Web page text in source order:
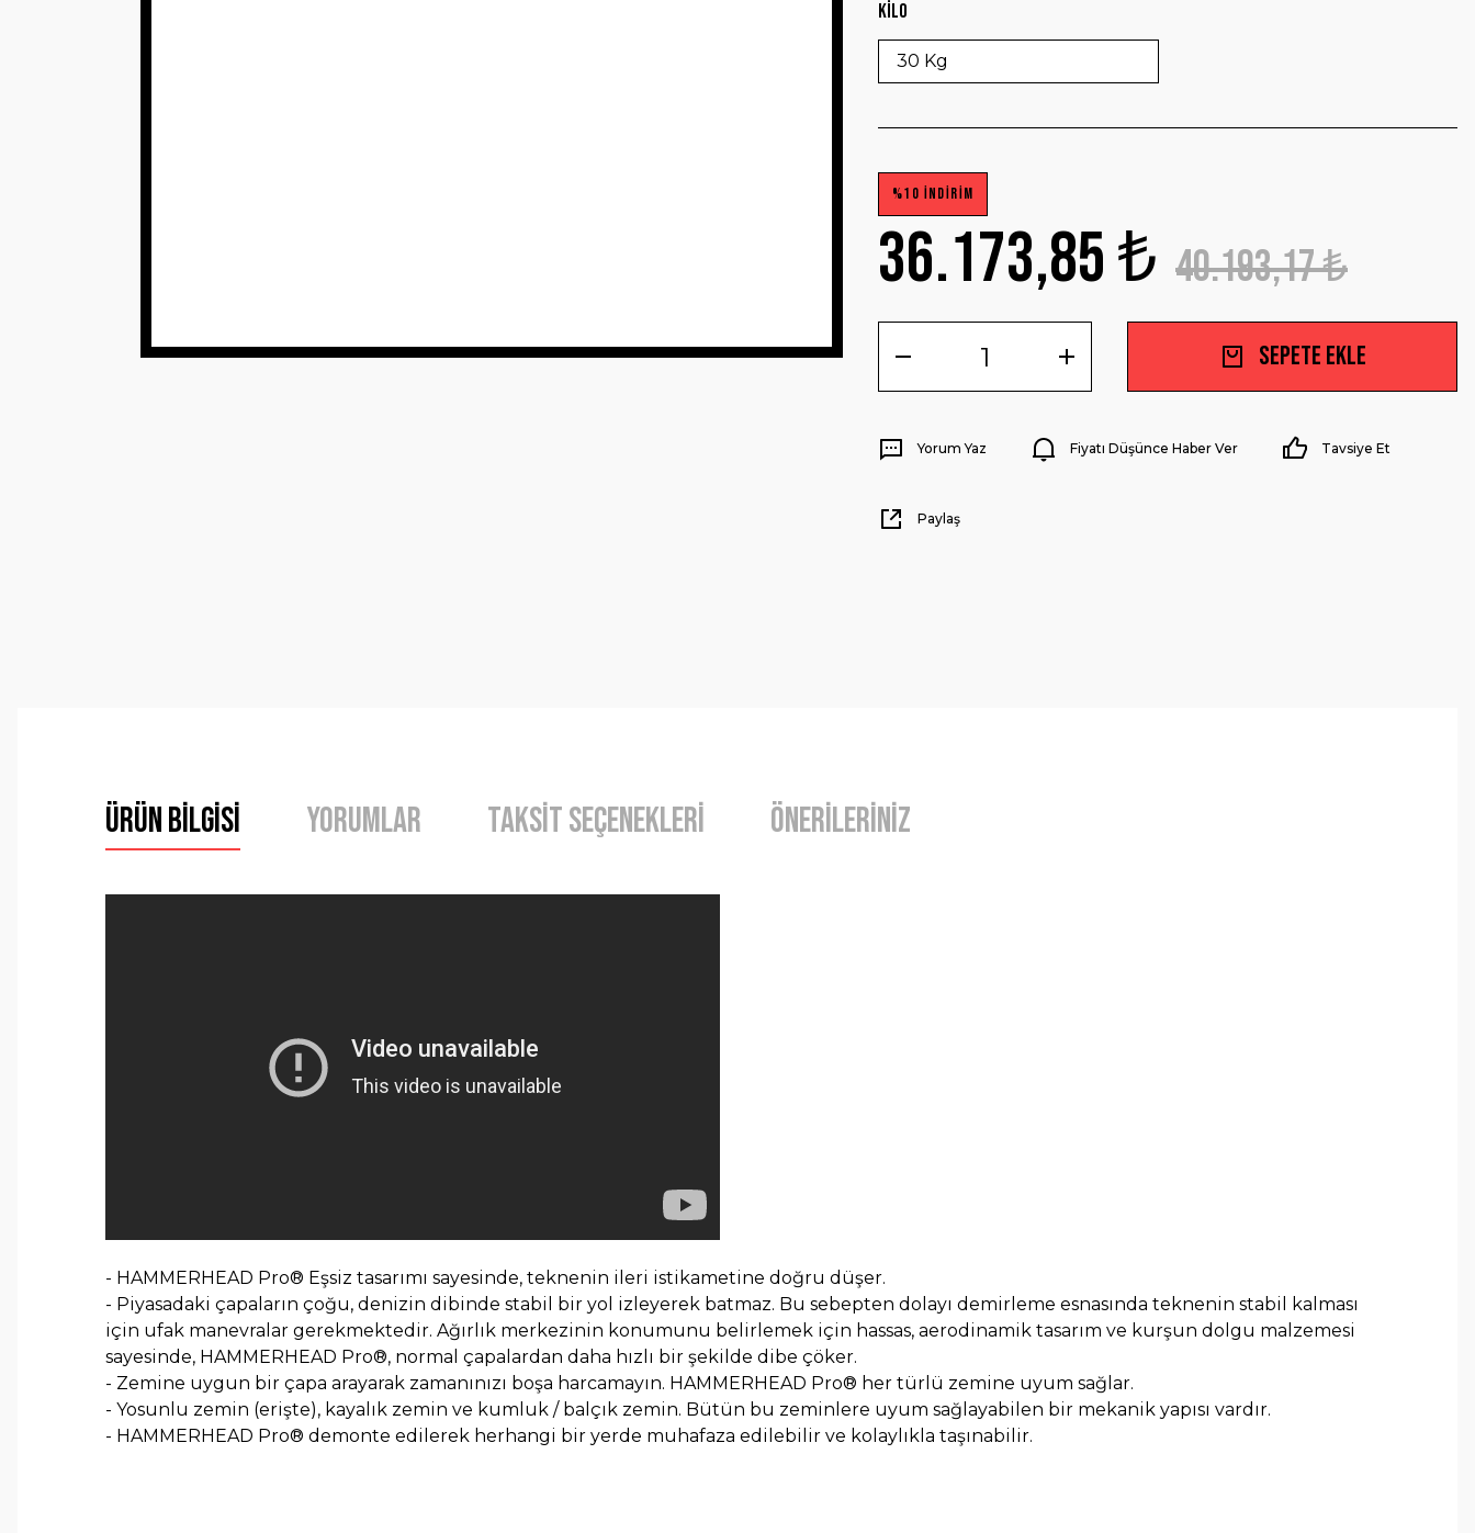
Kilo
%10 İNDİRİM
36.173,85 ₺ 40.193,17 ₺
Sepete Ekle
Yorum Yaz Fiyatı Düşünce Haber Ver Tavsiye Et
Paylaş
Ürün Bilgisi Yorumlar Taksit Seçenekleri Önerileriniz
- HAMMERHEAD Pro® Eşsiz tasarımı sayesinde, teknenin ileri istikametine doğru düşer.
- Piyasadaki çapaların çoğu, denizin dibinde stabil bir yol izleyerek batmaz. Bu sebepten dolayı demirleme esnasında teknenin stabil kalması
için ufak manevralar gerekmektedir. Ağırlık merkezinin konumunu belirlemek için hassas, aerodinamik tasarım ve kurşun dolgu malzemesi
sayesinde, HAMMERHEAD Pro®, normal çapalardan daha hızlı bir şekilde dibe çöker.
- Zemine uygun bir çapa arayarak zamanınızı boşa harcamayın. HAMMERHEAD Pro® her türlü zemine uyum sağlar.
- Yosunlu zemin (erişte), kayalık zemin ve kumluk / balçık zemin. Bütün bu zeminlere uyum sağlayabilen bir mekanik yapısı vardır.
- HAMMERHEAD Pro® demonte edilerek herhangi bir yerde muhafaza edilebilir ve kolaylıkla taşınabilir.